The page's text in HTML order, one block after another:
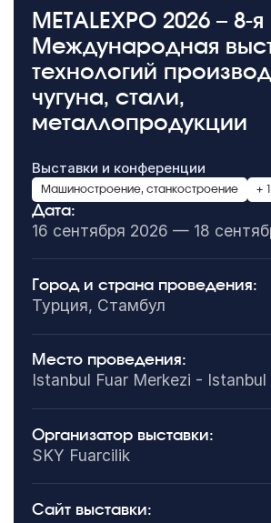
METALEXPO 2026 – 8-я
Международная
технологий
чугуна, стали,
металлопродукции
Выставки и конференции
Машиностроение, станкостроение + 1
Дата:
16 сентября 2026 — 18
Город и страна проведения:
Турция, Стамбул
Место проведения:
Istanbul Fuar Merkezi -
Организатор выставки:
SKY Fuarcilik
Сайт выставки: